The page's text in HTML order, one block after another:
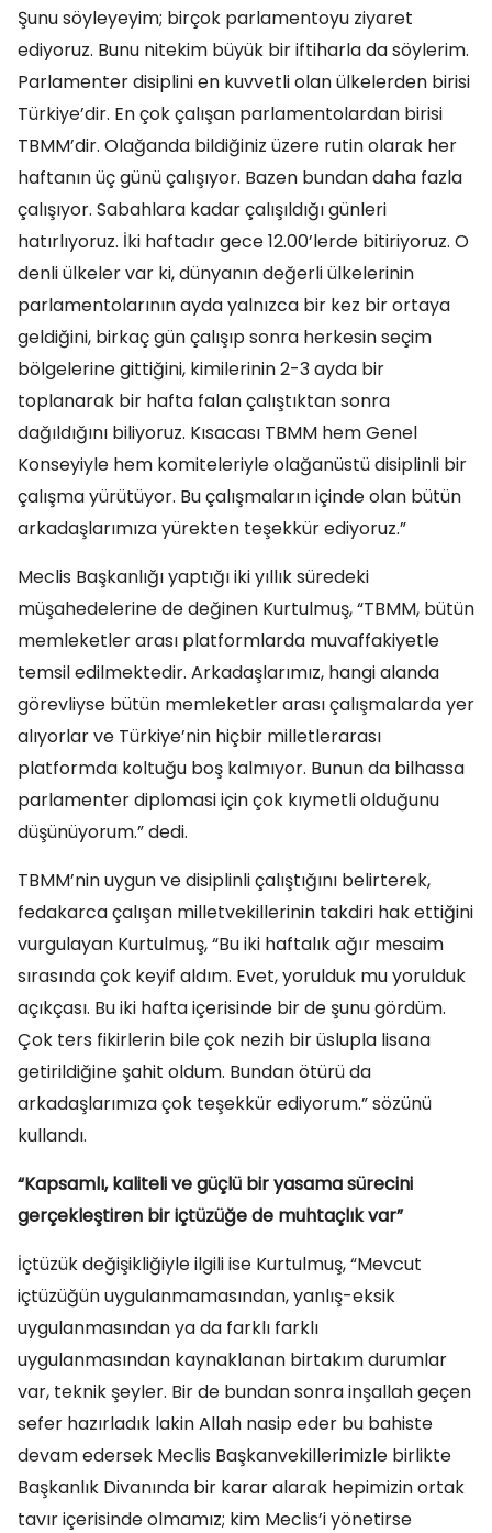
Şunu söyleyeyim; birçok parlamentoyu ziyaret
ediyoruz. Bunu nitekim büyük bir iftiharla da söylerim.
Parlamenter disiplini en kuvvetli olan ülkelerden birisi
Türkiye’dir. En çok çalışan parlamentolardan birisi
TBMM’dir. Olağanda bildiğiniz üzere rutin olarak her
haftanın üç günü çalışıyor. Bazen bundan daha fazla
çalışıyor. Sabahlara kadar çalışıldığı günleri
hatırlıyoruz. İki haftadır gece 12.00’lerde bitiriyoruz. O
denli ülkeler var ki, dünyanın değerli ülkelerinin
parlamentolarının ayda yalnızca bir kez bir ortaya
geldiğini, birkaç gün çalışıp sonra herkesin seçim
bölgelerine gittiğini, kimilerinin 2-3 ayda bir
toplanarak bir hafta falan çalıştıktan sonra
dağıldığını biliyoruz. Kısacası TBMM hem Genel
Konseyiyle hem komiteleriyle olağanüstü disiplinli bir
çalışma yürütüyor. Bu çalışmaların içinde olan bütün
arkadaşlarımıza yürekten teşekkür ediyoruz.”
Meclis Başkanlığı yaptığı iki yıllık süredeki
müşahedelerine de değinen Kurtulmuş, “TBMM, bütün
memleketler arası platformlarda muvaffakiyetle
temsil edilmektedir. Arkadaşlarımız, hangi alanda
görevliyse bütün memleketler arası çalışmalarda yer
alıyorlar ve Türkiye’nin hiçbir milletlerarası
platformda koltuğu boş kalmıyor. Bunun da bilhassa
parlamenter diplomasi için çok kıymetli olduğunu
düşünüyorum.” dedi.
TBMM’nin uygun ve disiplinli çalıştığını belirterek,
fedakarca çalışan milletvekillerinin takdiri hak ettiğini
vurgulayan Kurtulmuş, “Bu iki haftalık ağır mesaim
sırasında çok keyif aldım. Evet, yorulduk mu yorulduk
açıkçası. Bu iki hafta içerisinde bir de şunu gördüm.
Çok ters fikirlerin bile çok nezih bir üslupla lisana
getirildiğine şahit oldum. Bundan ötürü da
arkadaşlarımıza çok teşekkür ediyorum.” sözünü
kullandı.
“Kapsamlı, kaliteli ve güçlü bir yasama sürecini
gerçekleştiren bir içtüzüğe de muhtaçlık var”
İçtüzük değişikliğiyle ilgili ise Kurtulmuş, “Mevcut
içtüzüğün uygulanmamasından, yanlış-eksik
uygulanmasından ya da farklı farklı
uygulanmasından kaynaklanan birtakım durumlar
var, teknik şeyler. Bir de bundan sonra inşallah geçen
sefer hazırladık lakin Allah nasip eder bu bahiste
devam edersek Meclis Başkanvekillerimizle birlikte
Başkanlık Divanında bir karar alarak hepimizin ortak
tavır içerisinde olmamız; kim Meclis’i yönetirse